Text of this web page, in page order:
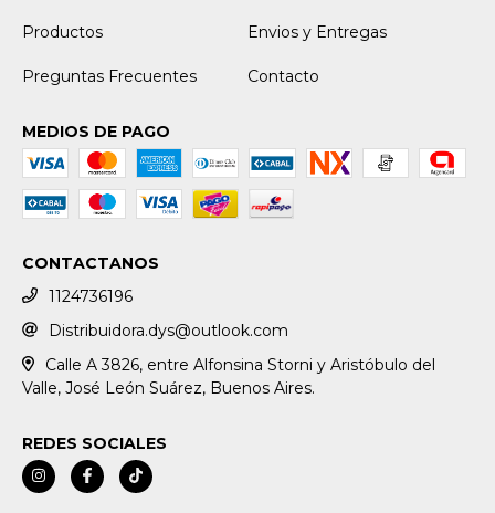
Productos Envios y Entregas
Preguntas Frecuentes Contacto
MEDIOS DE PAGO
CONTACTANOS
1124736196
Distribuidora.dys@outlook.com
Calle A 3826, entre Alfonsina Storni y Aristóbulo del
Valle, José León Suárez, Buenos Aires.
REDES SOCIALES